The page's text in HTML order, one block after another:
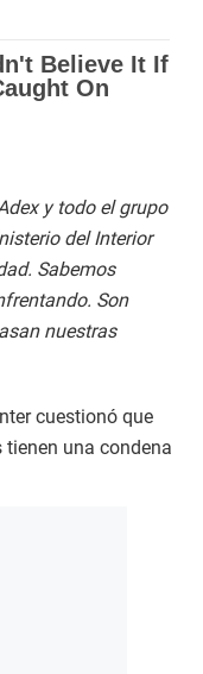
y todo el grupo
del Interior
Sabemos
Son
nuestras
cuestionó que
tienen una condena